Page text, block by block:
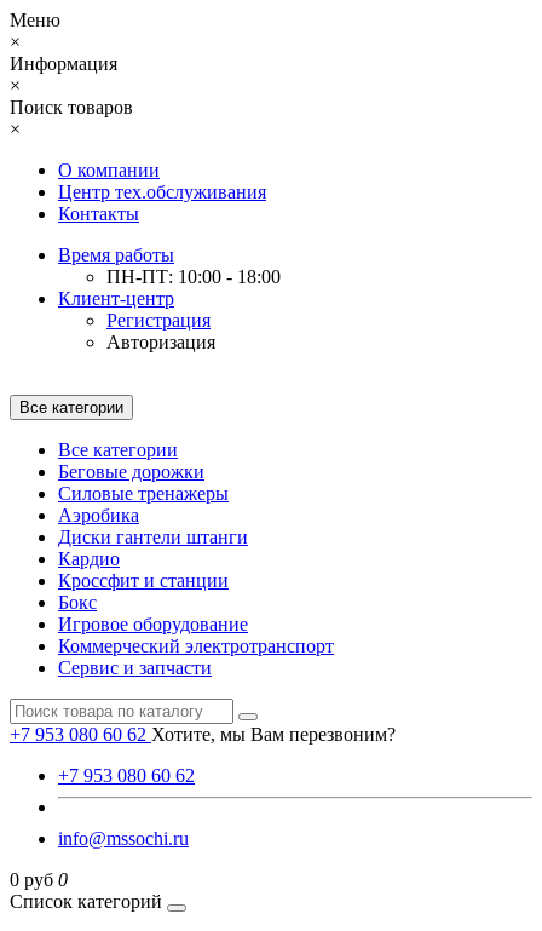
Меню
×
Информация
×
Поиск товаров
×
О компании
Центр тех.обслуживания
Контакты
Время работы
ПН-ПТ: 10:00 - 18:00
Клиент-центр
Регистрация
Авторизация
Все категории
Все категории
Беговые дорожки
Силовые тренажеры
Аэробика
Диски гантели штанги
Кардио
Кроссфит и станции
Бокс
Игровое оборудование
Коммерческий электротранспорт
Сервис и запчасти
+7 953 080 60 62 Хотите, мы Вам перезвоним?
+7 953 080 60 62
info@mssochi.ru
0 руб 0
Список категорий